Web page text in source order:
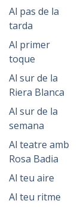
Al pas de la
tarda
Al primer
toque
Al sur de la
Riera Blanca
Al sur de la
semana
Al teatre amb
Rosa Badia
Al teu aire
Al teu ritme